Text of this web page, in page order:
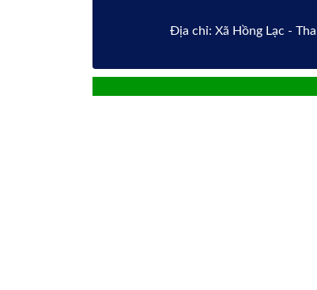
Địa chỉ: Xã Hồng Lạc -